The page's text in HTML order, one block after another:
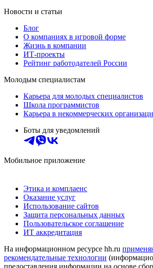
Новости и статьи
Блог
О компаниях в игровой форме
Жизнь в компании
ИТ-проекты
Рейтинг работодателей России
Молодым специалистам
Карьера для молодых специалистов
Школа программистов
Карьера в некоммерческих
Боты для уведомлений
Мобильное приложение
Этика и комплаенс
Оказание услуг
Использование сайтов
Защита персональных данных
Пользовательское соглашение
ИТ аккредитация
На информационном ресурсе hh.ru
рекомендательные технологии
предоставления информации на основе